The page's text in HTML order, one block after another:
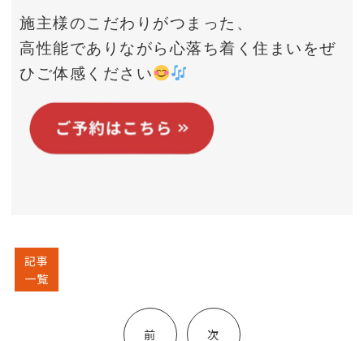
施主様のこだわりがつまった、
高性能でありながら心落ち着く住まいをぜ
ひご体感ください
記事
一覧
稿
ナ
前 次